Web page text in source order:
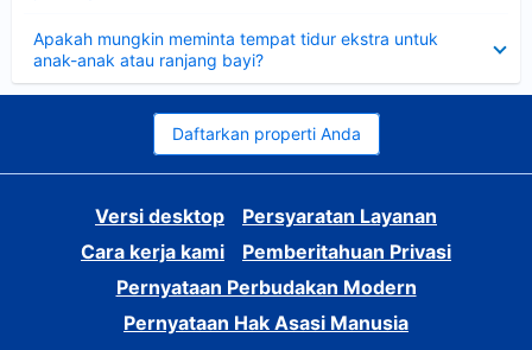
Apakah mungkin meminta tempat tidur ekstra untuk
anak-anak atau ranjang bayi?
Daftarkan properti Anda
Versi desktop
Persyaratan Layanan
Cara kerja kami
Pemberitahuan Privasi
Pernyataan Perbudakan Modern
Pernyataan Hak Asasi Manusia